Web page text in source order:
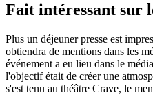
Fait intéressant sur
Plus un déjeuner presse est
obtiendra de mentions dans les
événement a eu lieu dans le
l'objectif était de créer une
s'est tenu au théâtre Crave, le